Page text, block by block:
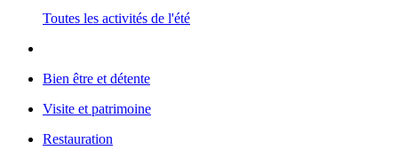
Toutes les activités de l'été
Bien être et détente
Visite et patrimoine
Restauration